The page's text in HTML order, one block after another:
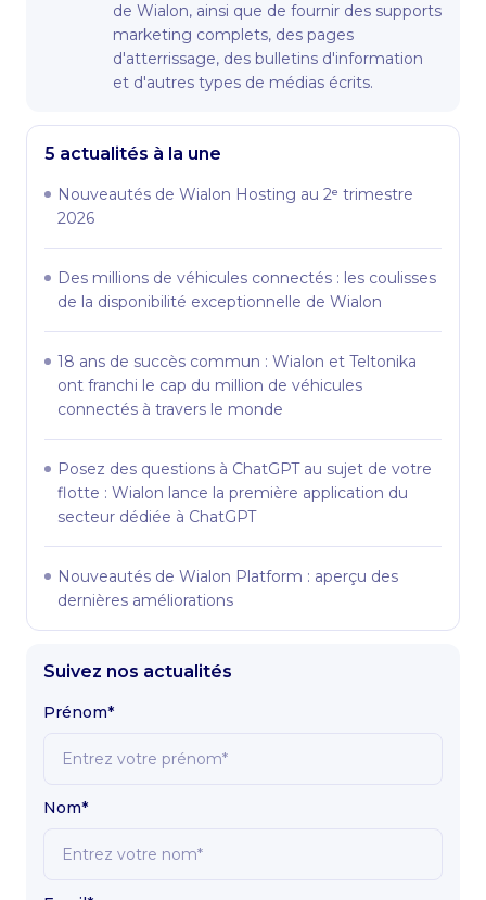
de Wialon, ainsi que de fournir des supports
marketing complets, des pages
d'atterrissage, des bulletins d'information
et d'autres types de médias écrits.
5 actualités à la une
Nouveautés de Wialon Hosting au 2ᵉ trimestre
2026
Des millions de véhicules connectés : les coulisses
de la disponibilité exceptionnelle de Wialon
18 ans de succès commun : Wialon et Teltonika
ont franchi le cap du million de véhicules
connectés à travers le monde
Posez des questions à ChatGPT au sujet de votre
flotte : Wialon lance la première application du
secteur dédiée à ChatGPT
Nouveautés de Wialon Platform : aperçu des
dernières améliorations
Suivez nos actualités
Prénom*
Nom*